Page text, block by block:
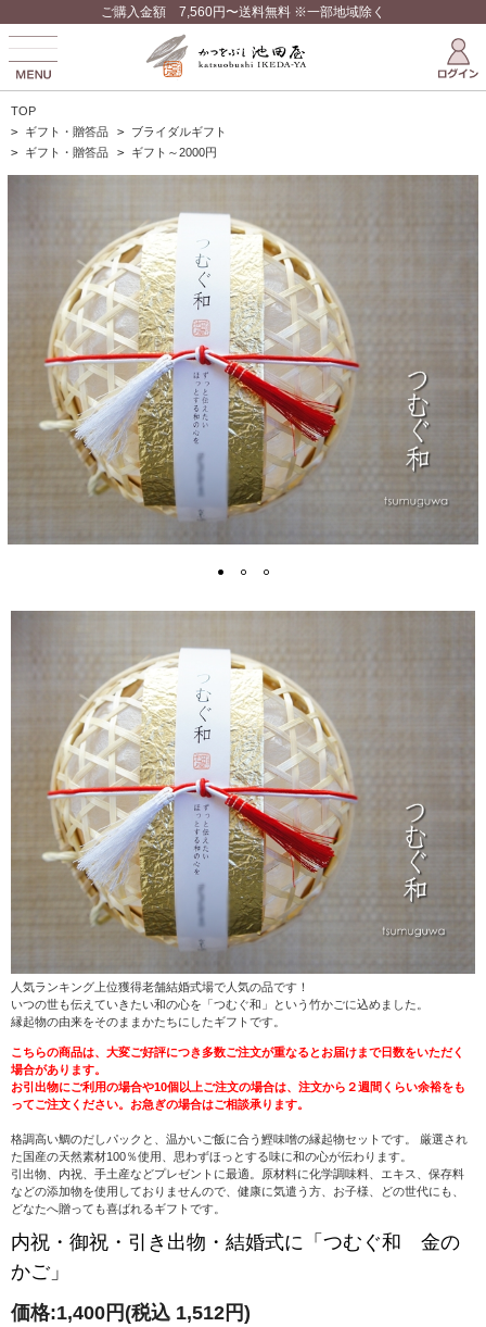
ご購入金額 7,560円〜送料無料 ※一部地域除く
TOP
> ギフト・贈答品 > ブライダルギフト
> ギフト・贈答品 > ギフト～2000円
人気ランキング上位獲得老舗結婚式場で人気の品です！
いつの世も伝えていきたい和の心を「つむぐ和」という竹かごに込めました。
縁起物の由来をそのままかたちにしたギフトです。
こちらの商品は、大変ご好評につき多数ご注文が重なるとお届けまで日数をいただく
場合があります。
お引出物にご利用の場合や10個以上ご注文の場合は、注文から２週間くらい余裕をも
ってご注文ください。お急ぎの場合はご相談承ります。
格調高い鯛のだしパックと、温かいご飯に合う鰹味噌の縁起物セットです。 厳選され
た国産の天然素材100％使用、思わずほっとする味に和の心が伝わります。
引出物、内祝、手土産などプレゼントに最適。原材料に化学調味料、エキス、保存料
などの添加物を使用しておりませんので、健康に気遣う方、お子様、どの世代にも、
どなたへ贈っても喜ばれるギフトです。
内祝・御祝・引き出物・結婚式に「つむぐ和 金の
かご」
価格:1,400円 (税込 1,512円)